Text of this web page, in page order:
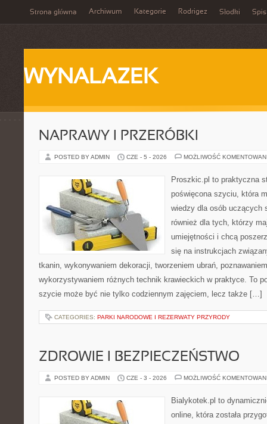
Strona główna Archiwum Kategorie Rodrigez Słodki Spis
WYNALAZEK
NAPRAWY I PRZERÓBKI
POSTED BY ADMIN CZE - 5 - 2026 MOŻLIWOŚĆ
Proszkic.pl to praktyczna
poświęcona szyciu, która
wiedzy dla osób uczących
również dla tych, którzy
umiejętności i chcą
się na instrukcjach
tkanin, wykonywaniem dekoracji, tworzeniem ubrań,
wykorzystywaniem różnych technik krawieckich w praktyce. To
szycie może być nie tylko codziennym zajęciem, lecz także […]
CATEGORIES: PARKI NARODOWE I REZERWATY PRZYRODY
ZDROWIE I BEZPIECZEŃSTWO
POSTED BY ADMIN CZE - 3 - 2026 MOŻLIWOŚĆ
Bialykotek.pl to
online, która została